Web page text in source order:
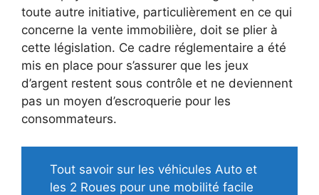
toute autre initiative, particulièrement en ce qui
concerne la vente immobilière, doit se plier à
cette législation. Ce cadre réglementaire a été
mis en place pour s’assurer que les jeux
d’argent restent sous contrôle et ne deviennent
pas un moyen d’escroquerie pour les
consommateurs.
Tout savoir sur les véhicules Auto et
les 2 Roues pour une mobilité facile